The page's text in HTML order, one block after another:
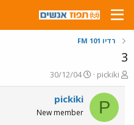
רדיו 101 FM
3
פ
ו
ת
ח
ה
pickiki
פ
ו
ר
ם
30/12/04
P
pickiki
New member